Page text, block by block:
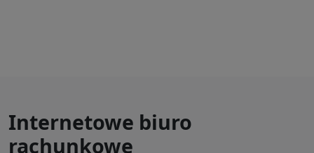
Internetowe biuro
rachunkowe